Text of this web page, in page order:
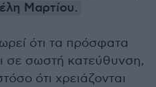
Μαρτίου.
ότι τα πρόσφατα
σε σωστή κατεύθυνση,
ότι χρειάζονται